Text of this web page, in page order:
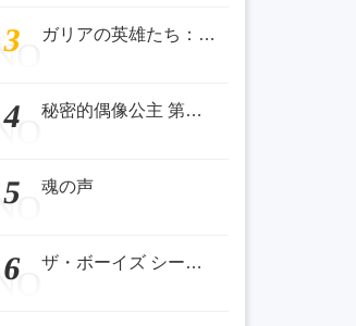
NO
3 ガリアの英雄たち：ボスをめぐる戦い
NO
4 秘密的偶像公主 第二季 ひみつのアイプリ リング編
NO
5 魂の声
NO
6 ザ・ボーイズ シーズン4